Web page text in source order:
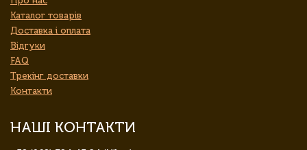
Каталог товарів
Доставка і оплата
Відгуки
FAQ
Трекінг доставки
Контакти
НАШІ КОНТАКТИ